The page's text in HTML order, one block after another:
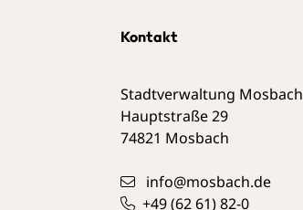
Kontakt
Stadtverwaltung Mosbach
Hauptstraße 29
74821 Mosbach
info@mosbach.de
+49 (6261) 82-0